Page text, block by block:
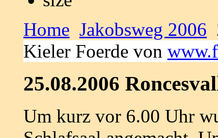
Home Jakobsweg 2006
Kieler Foerde von
25.08.2006
Um kurz vor 6.00 Uhr